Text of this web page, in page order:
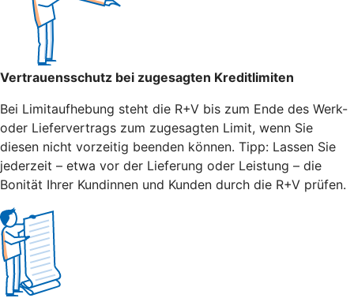
Vertrauensschutz bei zugesagten Kreditlimiten
Bei Limitaufhebung steht die R+V bis zum Ende des Werk-
oder Liefervertrags zum zugesagten Limit, wenn Sie
diesen nicht vorzeitig beenden können. Tipp: Lassen Sie
jederzeit – etwa vor der Lieferung oder Leistung – die
Bonität Ihrer Kundinnen und Kunden durch die R+V prüfen.